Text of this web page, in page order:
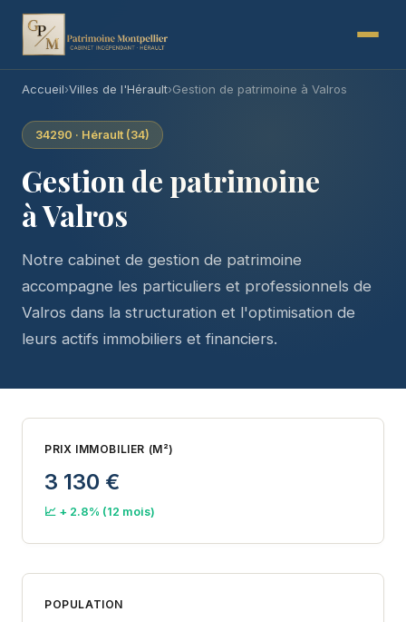
Accueil›Villes de l'Hérault›Gestion de patrimoine à Valros
34290 · Hérault (34)
Gestion de patrimoine
à Valros
Notre cabinet de gestion de patrimoine
accompagne les particuliers et professionnels de
Valros dans la structuration et l'optimisation de
leurs actifs immobiliers et financiers.
PRIX IMMOBILIER (M²)
3 130 €
📈 + 2.8% (12 mois)
POPULATION